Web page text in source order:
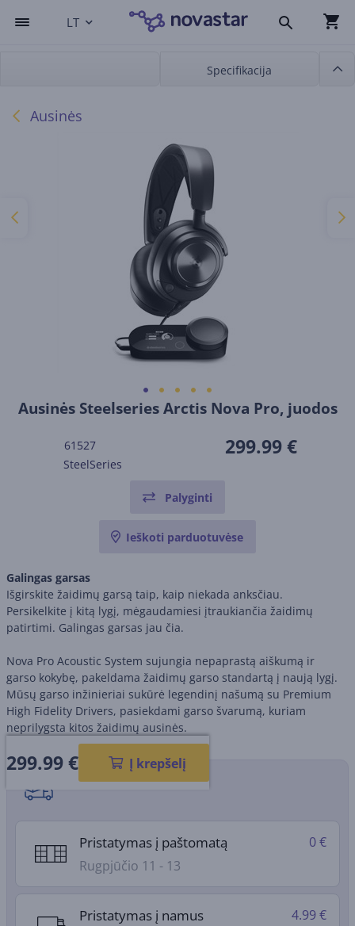
LT
Specifikacija
Ausinės
Ausinės Steelseries Arctis Nova Pro, juodos
61527
SteelSeries
299.99 €
Palyginti
Ieškoti parduotuvėse
Galingas garsas
Išgirskite žaidimų garsą taip, kaip niekada anksčiau.
Persikelkite į kitą lygį, mėgaudamiesi įtraukiančia žaidimų
patirtimi. Galingas garsas jau čia.
Nova Pro Acoustic System sujungia nepaprastą aiškumą ir
garso kokybę, pakeldama žaidimų garso standartą į naują lygį.
Mūsų garso inžinieriai sukūrė legendinį našumą su Premium
High Fidelity Drivers, pasiekdami garso švarumą, kuriam
neprilygsta kitos žaidimų ausinės.
299.99€ Į krepšelį
Pristatymo būdai
Pristatymas į paštomatą
Rugpjūčio 11 - 13
0 €
Pristatymas į namus 4.99 €